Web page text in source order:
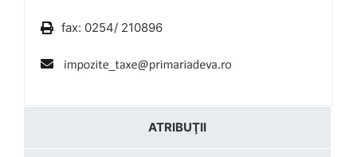
fax: 0254/ 210896
ATRIBUŢII